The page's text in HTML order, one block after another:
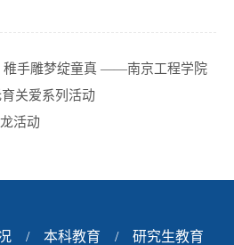
稚手雕梦绽童真 ——南京工程学院
关爱系列活动
活动
/ 本科教育 /
研究生教育